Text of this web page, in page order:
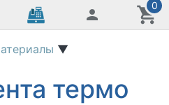
0
▼
термо